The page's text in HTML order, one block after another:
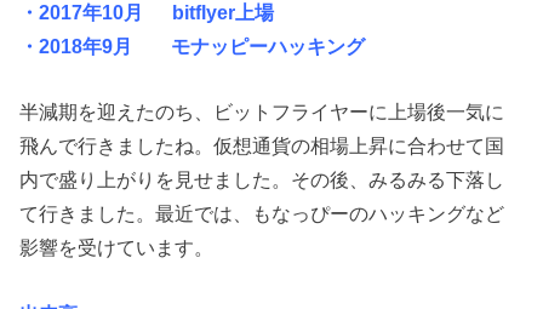
・2017年10月 bitflyer上場
・2018年9月 モナッピーハッキング
半減期を迎えたのち、ビットフライヤーに上場後一気に
飛んで行きましたね。仮想通貨の相場上昇に合わせて国
内で盛り上がりを見せました。その後、みるみる下落し
て行きました。最近では、もなっぴーのハッキングなど
影響を受けています。